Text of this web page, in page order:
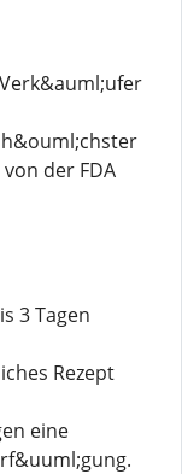
der FDA
3 Tagen
Rezept
eine